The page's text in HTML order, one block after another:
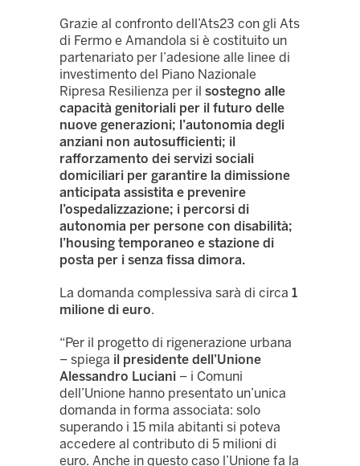
Grazie al confronto dell’Ats23 con gli Ats
di Fermo e Amandola si è costituito un
partenariato per l’adesione alle linee di
investimento del Piano Nazionale
Ripresa Resilienza per il sostegno alle
capacità genitoriali per il futuro delle
nuove generazioni; l’autonomia degli
anziani non autosufficienti; il
rafforzamento dei servizi sociali
domiciliari per garantire la dimissione
anticipata assistita e prevenire
l’ospedalizzazione; i percorsi di
autonomia per persone con disabilità;
l’housing temporaneo e stazione di
posta per i senza fissa dimora.
La domanda complessiva sarà di circa 1
milione di euro.
“Per il progetto di rigenerazione urbana
– spiega il presidente dell’Unione
Alessandro Luciani – i Comuni
dell’Unione hanno presentato un’unica
domanda in forma associata: solo
superando i 15 mila abitanti si poteva
accedere al contributo di 5 milioni di
euro. Anche in questo caso l’Unione fa la